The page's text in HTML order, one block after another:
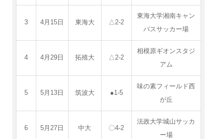
3 4月15日 東海大 △2-2
東海大学湘南キャン
パスサッカー場
4 4月29日 拓殖大 △2-2
相模原ギオンスタジ
アム
5 5月13日 筑波大 ●1-5
味の素フィールド西
が丘
6 5月27日 中大 〇4-2
法政大学城山サッカ
ー場